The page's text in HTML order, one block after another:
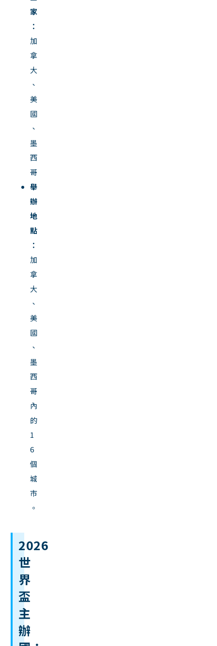
家
：
加
拿
大
、
美
國
、
墨
西
哥
舉
辦
地
點
：
加
拿
大
、
美
國
、
墨
西
哥
內
的
1
6
個
城
市
。
2026
世
界
盃
主
辦